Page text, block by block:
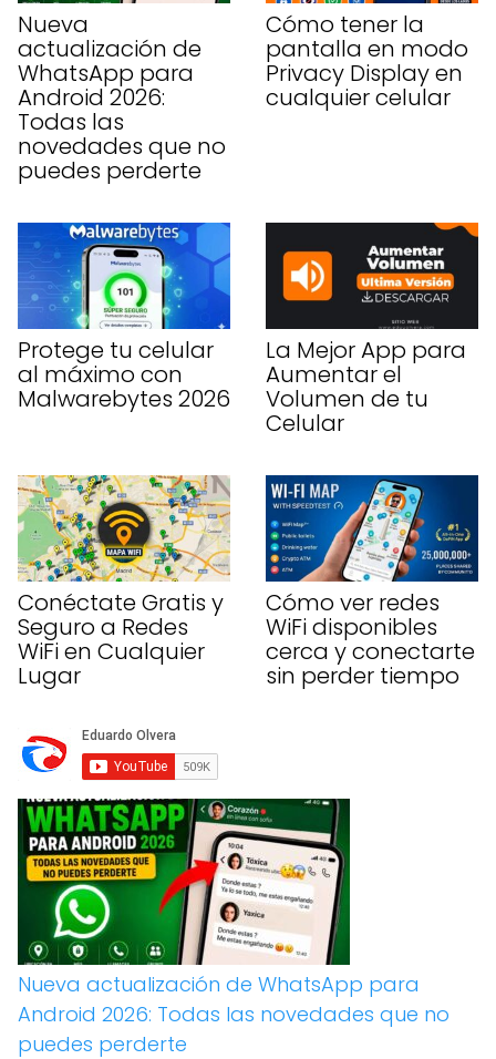
Nueva
actualización de
WhatsApp para
Android 2026:
Todas las
novedades que no
puedes perderte
Cómo tener la
pantalla en modo
Privacy Display en
cualquier celular
Protege tu celular
al máximo con
Malwarebytes 2026
La Mejor App para
Aumentar el
Volumen de tu
Celular
Conéctate Gratis y
Seguro a Redes
WiFi en Cualquier
Lugar
Cómo ver redes
WiFi disponibles
cerca y conectarte
sin perder tiempo
Nueva actualización de WhatsApp para
Android 2026: Todas las novedades que no
puedes perderte